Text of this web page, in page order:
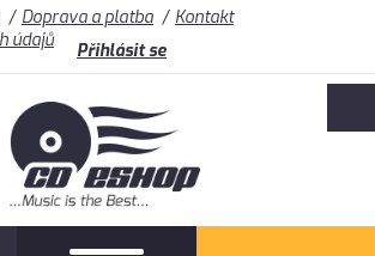
Doprava a platba
Kontakt
údajů
Přihlásit se